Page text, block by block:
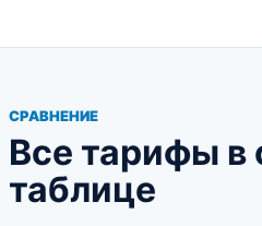
СРАВНЕНИЕ
Все тарифы в
таблице